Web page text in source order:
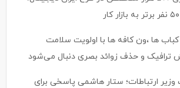
ها ،ون کافه ها با اولویت سلامت
ترافیک و حذف زوائد بصری دنبال می‌شود
وزیر ارتباطات؛ ستار هاشمی پاسخی برای